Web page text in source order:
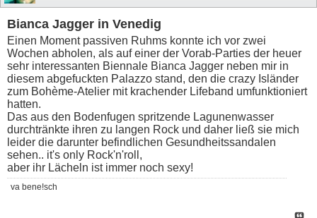
Bianca Jagger in Venedig
Einen Moment passiven Ruhms konnte ich vor zwei
Wochen abholen, als auf einer der Vorab-Parties der heuer
sehr interessanten Biennale Bianca Jagger neben mir in
diesem abgefuckten Palazzo stand, den die crazy Isländer
zum Bohème-Atelier mit krachender Lifeband umfunktioniert
hatten.
Das aus den Bodenfugen spritzende Lagunenwasser
durchtränkte ihren zu langen Rock und daher ließ sie mich
leider die darunter befindlichen Gesundheitssandalen
sehen.. it's only Rock'n'roll,
aber ihr Lächeln ist immer noch sexy!
va bene!sch